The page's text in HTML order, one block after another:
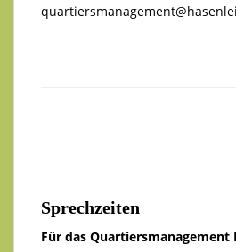
Sprechzeiten
Für das Quartiersmanagement